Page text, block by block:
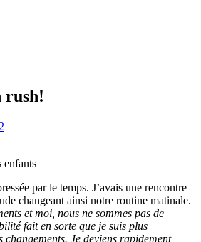
rush!
par le temps. J’avais une rencontre
changeant ainsi notre routine matinale.
et moi, nous ne sommes pas de
fait en sorte que je suis plus
Je deviens rapidement